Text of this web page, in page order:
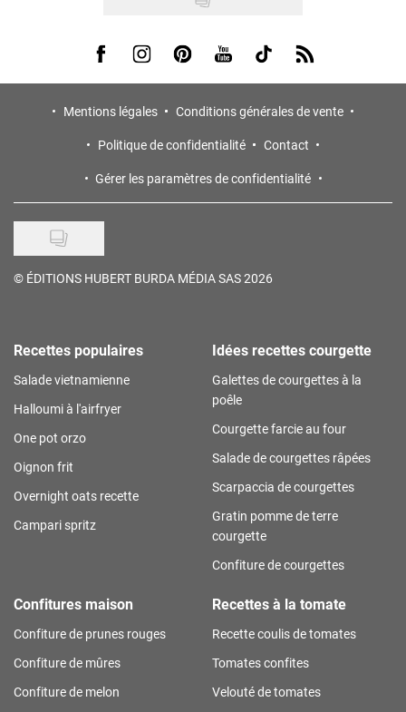
Visit us on Facebook
Visit us on Instagram
Visit us on Pinterest
Visit us on Youtube
Visit us on Tiktok
Visit us on Rss
Mentions légales
Conditions générales de vente
Politique de confidentialité
Contact
Gérer les paramètres de confidentialité
© ÉDITIONS HUBERT BURDA MÉDIA SAS 2026
Recettes populaires
Salade vietnamienne
Halloumi à l'airfryer
One pot orzo
Oignon frit
Overnight oats recette
Campari spritz
Idées recettes courgette
Galettes de courgettes à la
poêle
Courgette farcie au four
Salade de courgettes râpées
Scarpaccia de courgettes
Gratin pomme de terre
courgette
Confiture de courgettes
Confitures maison
Confiture de prunes rouges
Confiture de mûres
Confiture de melon
Recettes à la tomate
Recette coulis de tomates
Tomates confites
Velouté de tomates